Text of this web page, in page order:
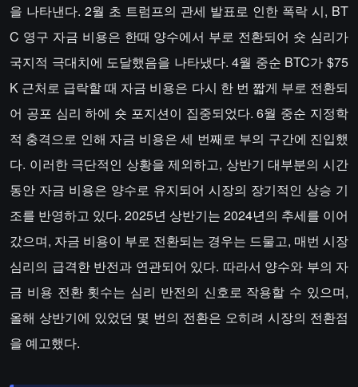
을 나타낸다. 2월 초 트럼프의 관세 발표로 인한 폭락 시, BT
C 영구 자금 비용은 한때 양수에서 부로 전환되어 숏 심리가
국지적 극대치에 도달했음을 나타냈다. 4월 중순 BTC가 $75
K 근처로 급락할 때 자금 비용은 다시 한 번 짧게 부로 전환되
어 공포 심리 하에 숏 포지션이 집중되었다. 6월 중순 지정학
적 충격으로 인해 자금 비용은 세 번째로 부의 구간에 진입했
다. 이러한 극단적인 상황을 제외하고, 상반기 대부분의 시간
동안 자금 비용은 양수로 유지되어 시장의 장기적인 상승 기
조를 반영하고 있다. 2025년 상반기는 2024년의 추세를 이어
갔으며, 자금 비용이 부로 전환되는 경우는 드물고, 매번 시장
심리의 급격한 반전과 연관되어 있다. 따라서 양수와 부의 자
금 비용 전환 횟수는 심리 반전의 신호로 작용할 수 있으며,
올해 상반기에 있었던 몇 번의 전환은 오히려 시장의 전환점
을 예고했다.